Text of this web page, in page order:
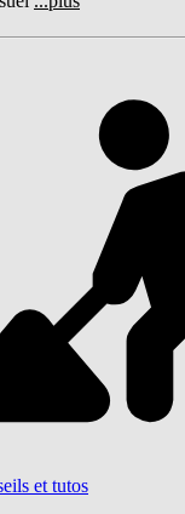
et tutos